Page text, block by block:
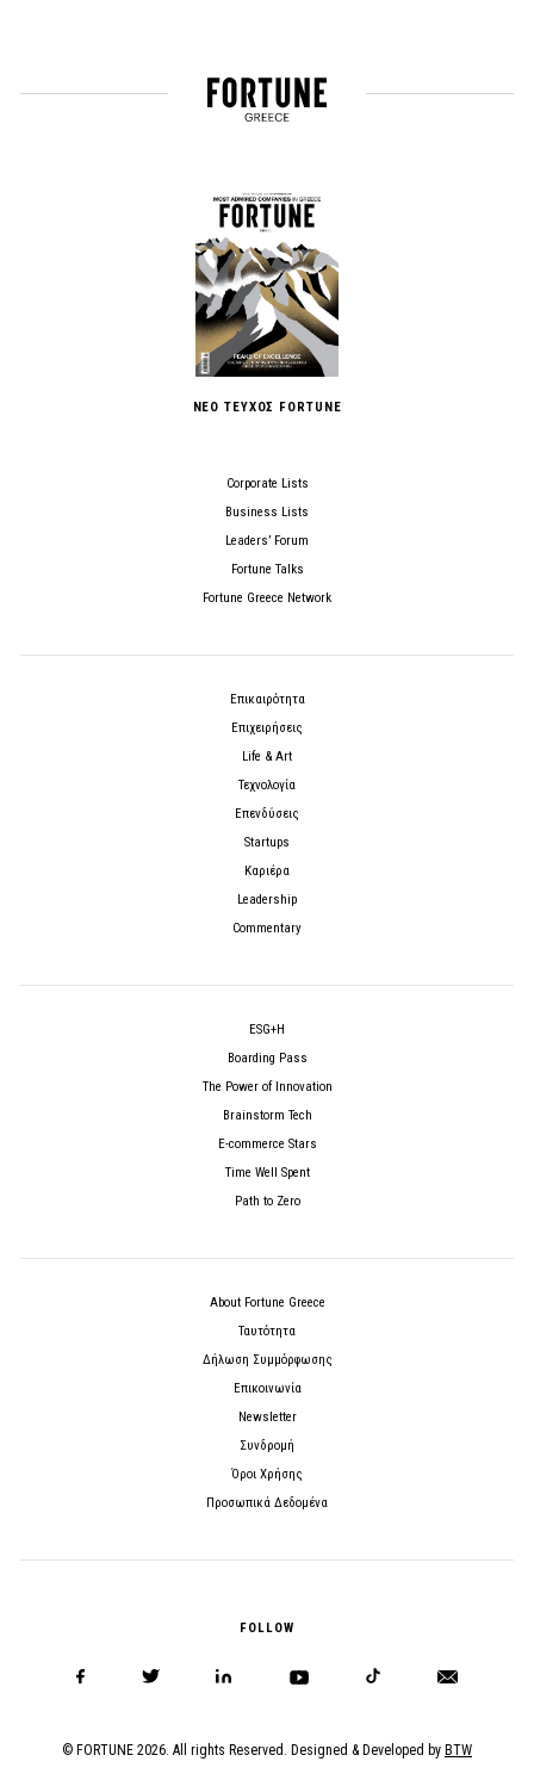
ΝΕΟ ΤΕΥΧΟΣ FORTUNE
Corporate Lists
Business Lists
Leaders’ Forum
Fortune Talks
Fortune Greece Network
Επικαιρότητα
Επιχειρήσεις
Life & Art
Τεχνολογία
Επενδύσεις
Startups
Καριέρα
Leadership
Commentary
ESG+H
Boarding Pass
The Power of Innovation
Brainstorm Tech
E-commerce Stars
Time Well Spent
Path to Zero
About Fortune Greece
Ταυτότητα
Δήλωση Συμμόρφωσης
Επικοινωνία
Newsletter
Συνδρομή
Όροι Χρήσης
Προσωπικά Δεδομένα
FOLLOW
© FORTUNE 2026. All rights Reserved. Designed & Developed by BTW